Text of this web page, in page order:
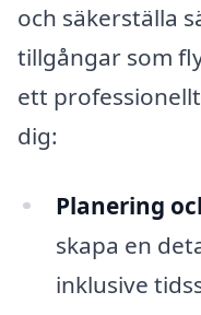
och säkerställa
tillgångar som
ett
dig:
Planering
skapa en
inklusive